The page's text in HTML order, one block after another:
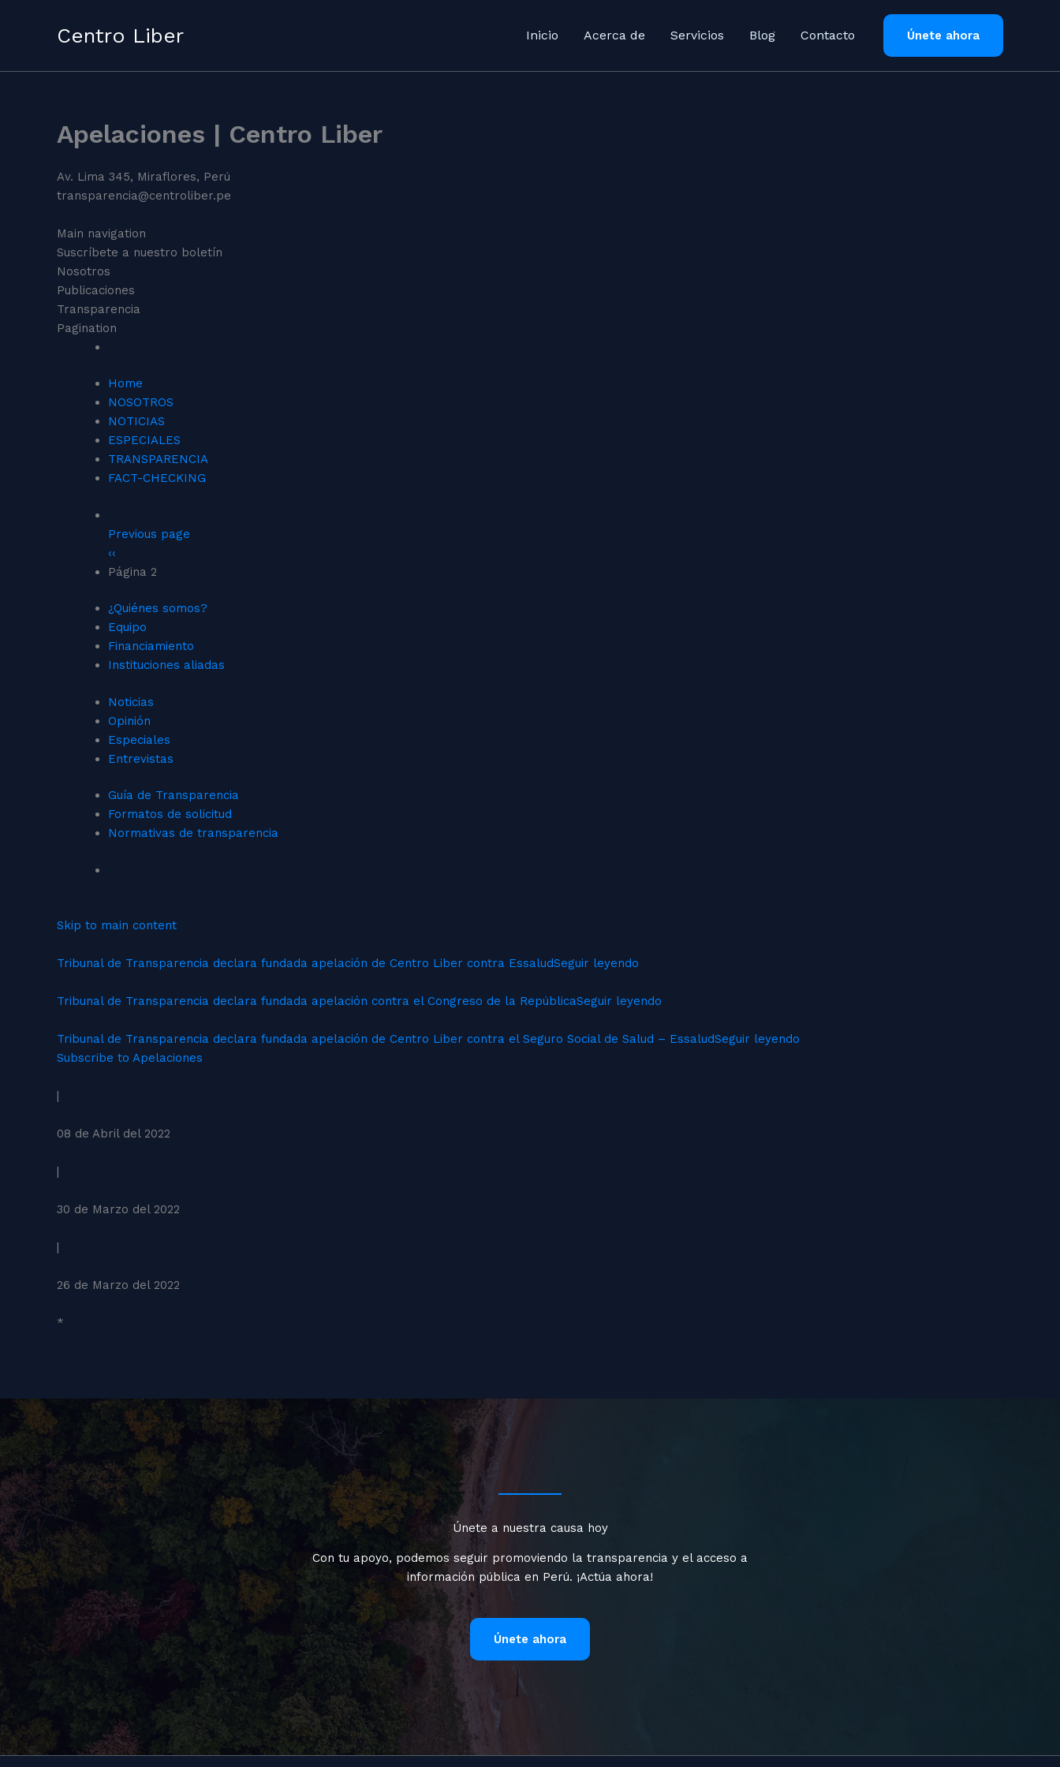
Centro Liber Inicio Acerca de Servicios Blog Contacto Únete ahora
Apelaciones | Centro Liber
Av. Lima 345, Miraflores, Perú
transparencia@centroliber.pe
Main navigation
Suscríbete a nuestro boletín
Nosotros
Publicaciones
Transparencia
Pagination
Home
NOSOTROS
NOTICIAS
ESPECIALES
TRANSPARENCIA
FACT-CHECKING
Previous page
‹‹
Página 2
¿Quiénes somos?
Equipo
Financiamiento
Instituciones aliadas
Noticias
Opinión
Especiales
Entrevistas
Guía de Transparencia
Formatos de solicitud
Normativas de transparencia
Skip to main content
Tribunal de Transparencia declara fundada apelación de Centro Liber contra EssaludSeguir leyendo
Tribunal de Transparencia declara fundada apelación contra el Congreso de la RepúblicaSeguir leyendo
Tribunal de Transparencia declara fundada apelación de Centro Liber contra el Seguro Social de Salud – EssaludSeguir leyendo
Subscribe to Apelaciones
|
08 de Abril del 2022
|
30 de Marzo del 2022
|
26 de Marzo del 2022
*
Únete a nuestra causa hoy
Con tu apoyo, podemos seguir promoviendo la transparencia y el acceso a
información pública en Perú. ¡Actúa ahora!
Únete ahora